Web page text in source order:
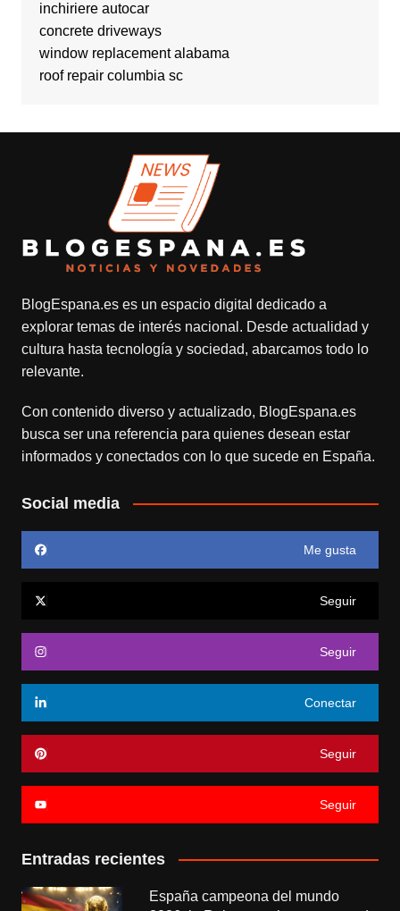
inchiriere autocar
concrete driveways
window replacement alabama
roof repair columbia sc
BlogEspana.eses un espacio digital dedicado a
explorar temas de interés nacional. Desde actualidad y
cultura hasta tecnología y sociedad, abarcamos todo lo
relevante.
Con contenido diverso y actualizado, BlogEspana.es
busca ser una referencia para quienes desean estar
informados y conectados con lo que sucede en España.
Social media
Me gusta
Seguir
Seguir
Conectar
Seguir
Seguir
Entradas recientes
España campeona del mundo